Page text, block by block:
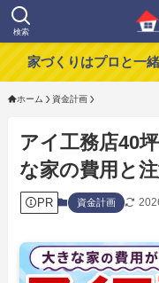
検索
家づくりはプロと一
ホーム 資金計画
アイ工務店40
な家の費用と
PR 資金計画